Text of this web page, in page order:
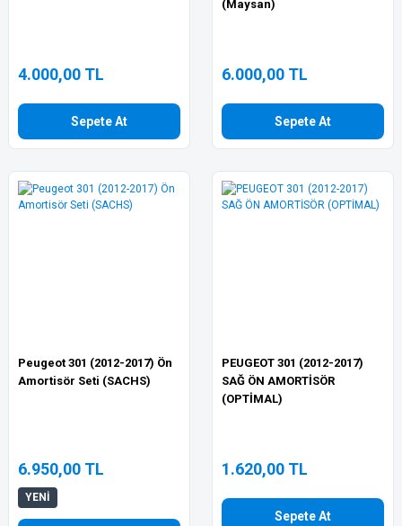
4.000,00 TL
Sepete At
(Maysan)
6.000,00 TL
Sepete At
Peugeot 301 (2012-2017) Ön
Amortisör Seti (SACHS)
6.950,00 TL
YENİ
PEUGEOT 301 (2012-2017)
SAĞ ÖN AMORTİSÖR
(OPTİMAL)
1.620,00 TL
Sepete At